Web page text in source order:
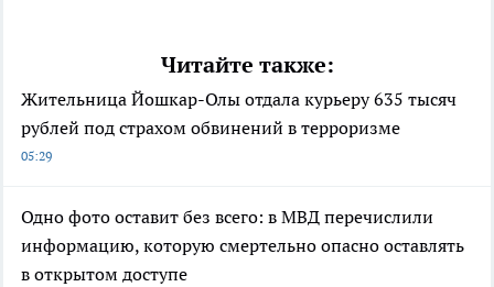
Читайте также:
Жительница Йошкар-Олы отдала курьеру 635 тысяч
рублей под страхом обвинений в терроризме
05:29
Одно фото оставит без всего: в МВД перечислили
информацию, которую смертельно опасно оставлять
в открытом доступе